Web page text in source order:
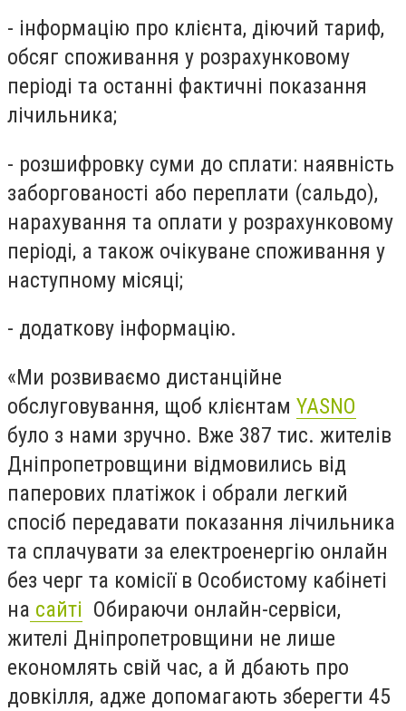
- інформацію про клієнта, діючий тариф,
обсяг споживання у розрахунковому
періоді та останні фактичні показання
лічильника;
- розшифровку суми до сплати: наявність
заборгованості або переплати (сальдо),
нарахування та оплати у розрахунковому
періоді, а також очікуване споживання у
наступному місяці;
- додаткову інформацію.
«Ми розвиваємо дистанційне
обслуговування, щоб клієнтам YASNO
було з нами зручно. Вже 387 тис. жителів
Дніпропетровщини відмовились від
паперових платіжок і обрали легкий
спосіб передавати показання лічильника
та сплачувати за електроенергію онлайн
без черг та комісії в Особистому кабінеті
на сайті Обираючи онлайн-сервіси,
жителі Дніпропетровщини не лише
економлять свій час, а й дбають про
довкілля, адже допомагають зберегти 45